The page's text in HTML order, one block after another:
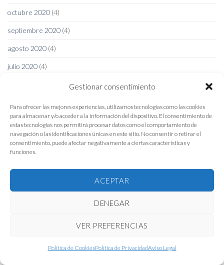
Gestionar consentimiento
Para ofrecer las mejores experiencias, utilizamos tecnologías como las cookies
para almacenar y/o acceder a la información del dispositivo. El consentimiento de
estas tecnologías nos permitirá procesar datos como el comportamiento de
navegación o las identificaciones únicas en este sitio. No consentir o retirar el
consentimiento, puede afectar negativamente a ciertas características y
funciones.
ACEPTAR
DENEGAR
VER PREFERENCIAS
Política de CookiesPolítica de PrivacidadAviso Legal
octubre 2020 (4)
septiembre 2020 (4)
agosto 2020 (4)
julio 2020 (4)
abril 2020(2)
marzo 2020(2)
febrero 2020
enero 2020
diciembre 2019(5)
(1)